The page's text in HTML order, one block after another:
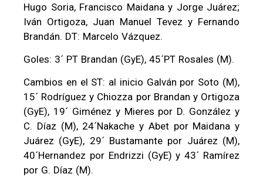
Hugo Soria, Francisco Maidana y Jorge Juárez;
Iván Ortigoza, Juan Manuel Tevez y Fernando
Brandán. DT: Marcelo Vázquez.
Goles: 3´ PT Brandan (GyE), 45´PT Rosales (M).
Cambios en el ST: al inicio Galván por Soto (M),
15´ Rodríguez y Chiozza por Brandan y Ortigoza
(GyE), 19´ Giménez y Mieres por D. González y
C. Díaz (M), 24´Nakache y Abet por Maidana y
Juárez (GyE), 29´ Bustamante por Juárez (M),
40´Hernandez por Endrizzi (GyE) y 43´ Ramírez
por G. Díaz (M).